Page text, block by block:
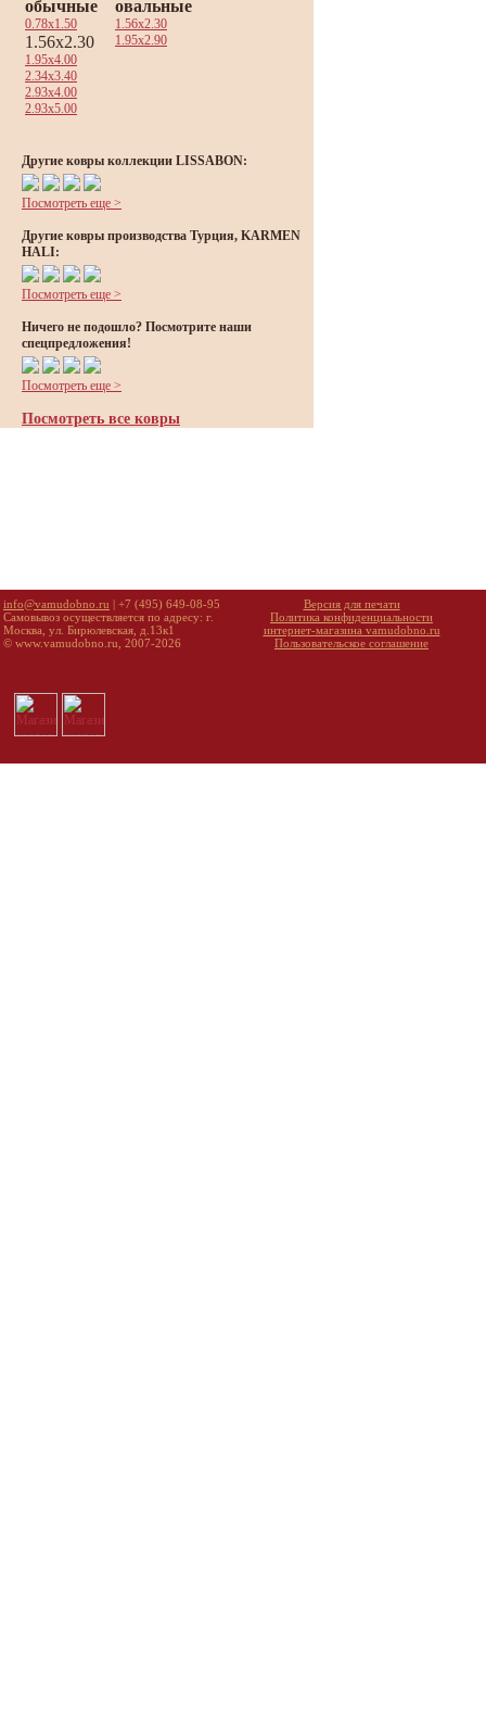
обычные
0.78x1.50
1.56x2.30
1.95x4.00
2.34x3.40
2.93x4.00
2.93x5.00
овальные
1.56x2.30
1.95x2.90
Другие ковры коллекции LISSABON:
Посмотреть еще >
Другие ковры производства Турция, KARMEN
HALI:
Посмотреть еще >
Ничего не подошло? Посмотрите наши
спецпредложения!
Посмотреть еще >
Посмотреть все ковры
info@vamudobno.ru | +7 (495) 649-08-95
Самовывоз осуществляется по адресу: г.
Москва, ул. Бирюлевская, д.13к1
© www.vamudobno.ru, 2007-2026
Версия для печати
Политика конфиденциальности
интернет-магазина vamudobno.ru
Пользовательское соглашение